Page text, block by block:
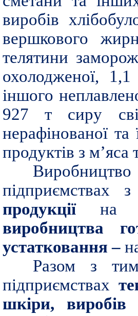
виробів
вершкового
телятини
охолодженої,
іншого
927 т сиру
нерафінованої
продуктів з м’яса
підприємствах з
продукціїна
виробництва
устатковання –
Разом з тим
підприємствах
шкіри, виробів